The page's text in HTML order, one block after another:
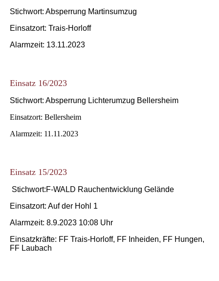
Stichwort: Absperrung Martinsumzug
Einsatzort: Trais-Horloff
Alarmzeit: 13.11.2023
Einsatz 16/2023
Stichwort: Absperrung Lichterumzug Bellersheim
Einsatzort: Bellersheim
Alarmzeit: 11.11.2023
Einsatz 15/2023
Stichwort:F-WALD Rauchentwicklung Gelände
Einsatzort: Auf der Hohl 1
Alarmzeit: 8.9.2023 10:08 Uhr
Einsatzkräfte: FF Trais-Horloff, FF Inheiden, FF Hungen,
FF Laubach